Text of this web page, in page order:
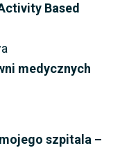
Based
medycznych
szpitala –